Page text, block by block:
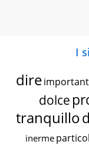
I
dire
dolce
tranquillo
inerme